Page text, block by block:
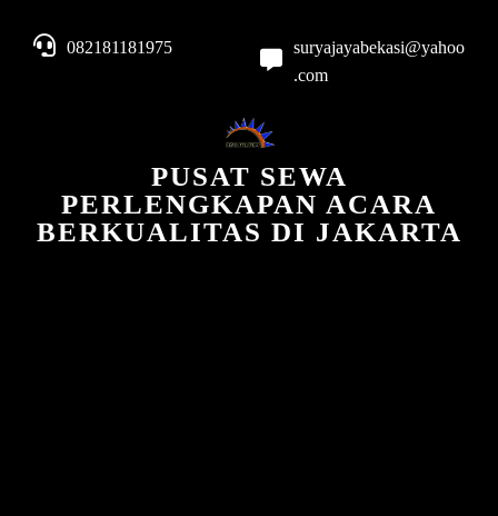
082181181975
suryajayabekasi@yahoo
.com
PUSAT SEWA
PERLENGKAPAN ACARA
BERKUALITAS DI JAKARTA